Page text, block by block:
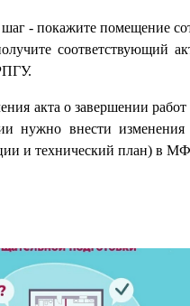
- покажите помещение
соответствующий
акта о завершении
нужно внести изменения
и технический план) в